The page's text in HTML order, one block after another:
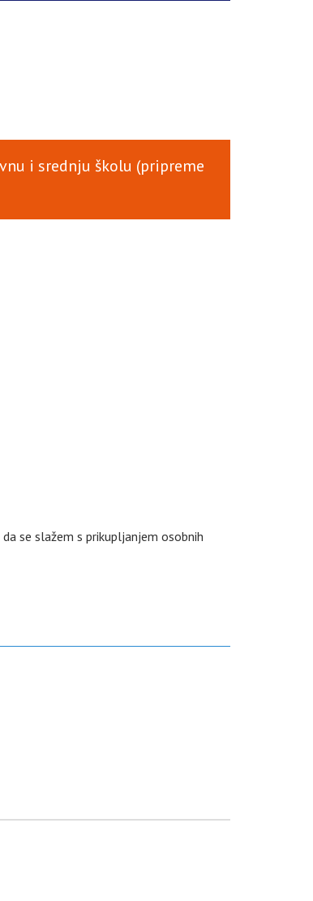
i srednju školu (pripreme
se slažem s prikupljanjem osobnih